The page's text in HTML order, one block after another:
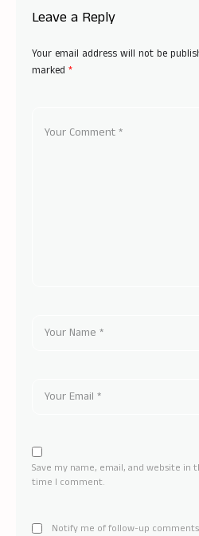
Leave a Reply
Your email address will not be
marked *
Save my name, email, and website
time I comment.
Notify me of follow-up